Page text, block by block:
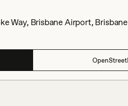
Way, Brisbane Airport,